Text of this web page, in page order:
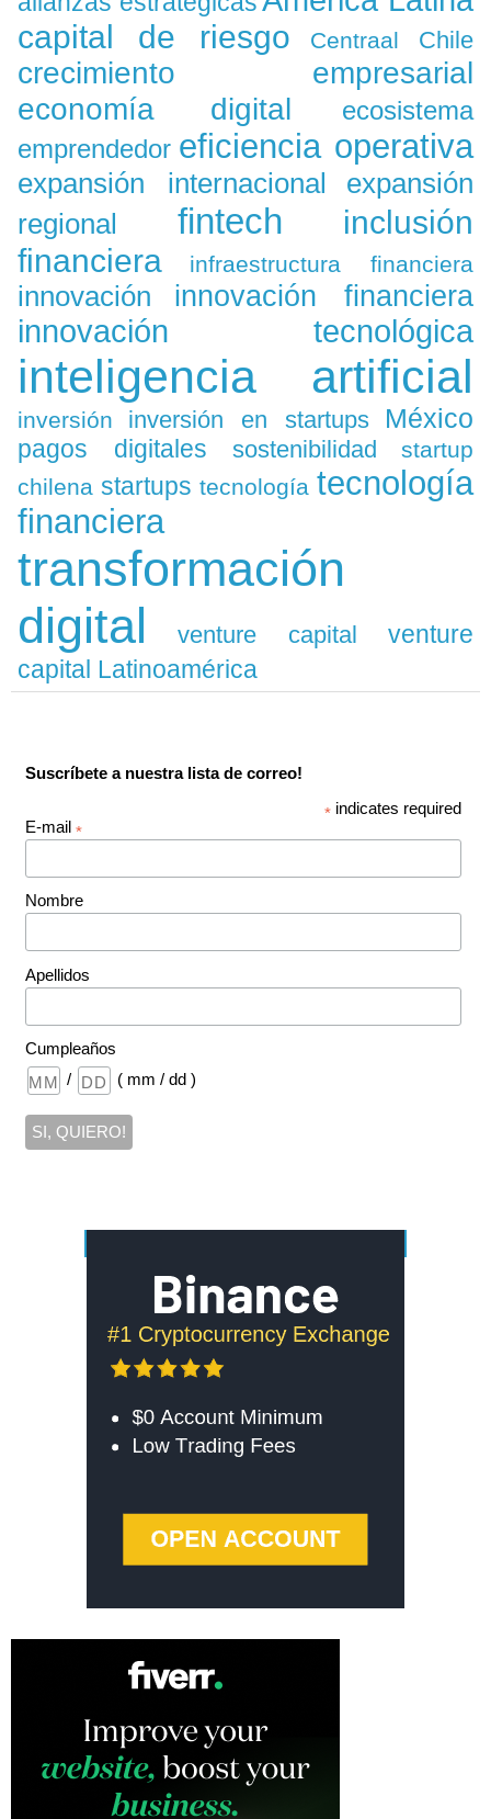
capital de riesgo Centraal Chile
crecimiento empresarial
economía digital
ecosistema
emprendedor eficiencia operativa
expansión internacional
expansión
regional
fintech
inclusión
financiera
infraestructura financiera
innovación innovación financiera
innovación tecnológica
inteligencia artificial
inversión inversión en startups México
pagos digitales sostenibilidad
startup
chilena startups tecnología tecnología
financiera
transformación
digital
venture capital
venture
capital Latinoamérica
Suscríbete a nuestra lista de correo!
* indicates required
E-mail *
Nombre
Apellidos
Cumpleaños
/
( mm / dd )